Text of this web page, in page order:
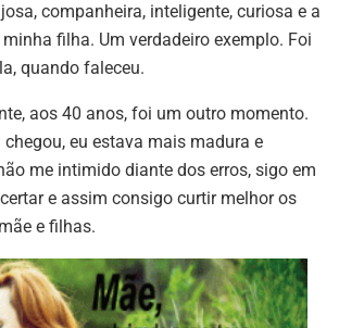
companheira, inteligente, curiosa e a
filha. Um verdadeiro exemplo. Foi
quando faleceu.
aos 40 anos, foi um outro momento.
eu estava mais madura e
me intimido diante dos erros, sigo em
e assim consigo curtir melhor os
e filhas.